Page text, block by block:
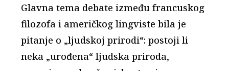
Glavna tema debate između francuskog
filozofa i američkog lingviste bila je
pitanje o „ljudskoj prirodi“: postoji li
neka „urođena“ ljudska priroda,